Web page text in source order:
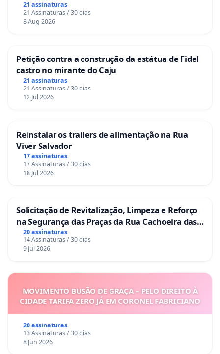
21 assinaturas
21 Assinaturas / 30 dias
8 Aug 2026
Petição contra a construção da estátua de Fidel
castro no mirante do Caju
21 assinaturas
21 Assinaturas / 30 dias
12 Jul 2026
Reinstalar os trailers de alimentação na Rua
Viver Salvador
17 assinaturas
17 Assinaturas / 30 dias
18 Jul 2026
Solicitação de Revitalização, Limpeza e Reforço
na Segurança das Praças da Rua Cachoeira das
Sete Ilhas
20 assinaturas
14 Assinaturas / 30 dias
9 Jul 2026
MOVIMENTO BUSÃO DE GRAÇA – PELO DIREITO À
CIDADE TARIFA ZERO JÁ EM CORONEL FABRICIANO
20 assinaturas
13 Assinaturas / 30 dias
8 Jun 2026